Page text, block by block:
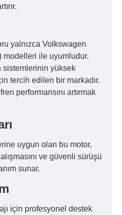
yalnızca Volkswagen
modelleri ile uyumludur.
sistemlerinin yüksek
tercih edilen bir markadır.
performansını artırmak
uygun olan bu motor,
ve güvenli sürüşü
sunar.
için profesyonel destek